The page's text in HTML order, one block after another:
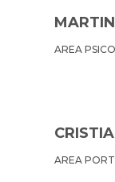
AREA
AREA